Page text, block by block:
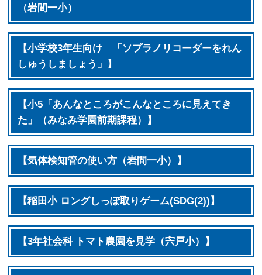
（岩間一小）
【小学校3年生向け 「ソプラノリコーダーをれん
しゅうしましょう」】
【小5「あんなところがこんなところに見えてき
た」（みなみ学園前期課程）】
【気体検知管の使い方（岩間一小）】
【稲田小 ロングしっぽ取りゲーム(SDG(2))】
【3年社会科 トマト農園を見学（宍戸小）】